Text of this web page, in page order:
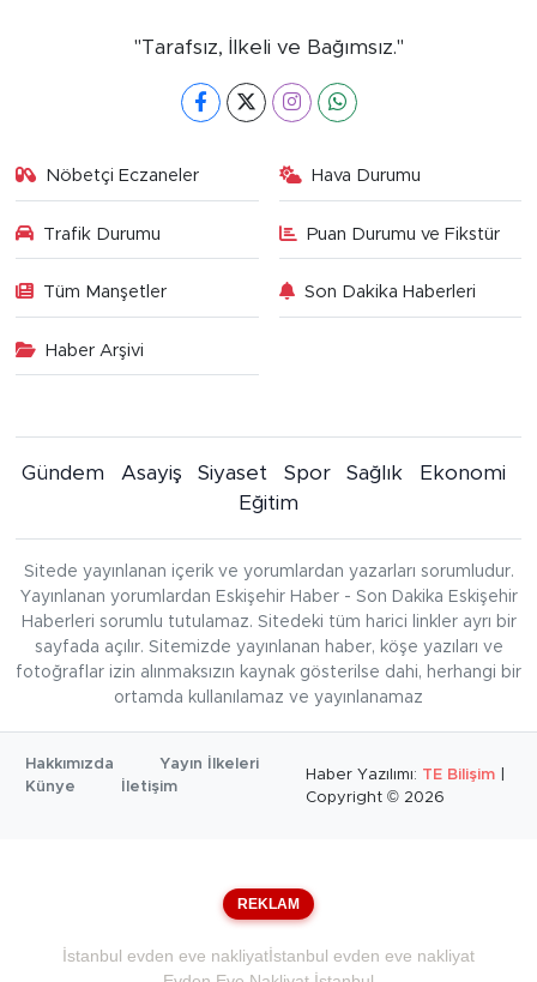
"Tarafsız, İlkeli ve Bağımsız."
Nöbetçi Eczaneler Hava Durumu
Trafik Durumu Puan Durumu ve Fikstür
Tüm Manşetler Son Dakika Haberleri
Haber Arşivi
Gündem Asayiş Siyaset Spor Sağlık
Ekonomi
Eğitim
Sitede yayınlanan içerik ve yorumlardan yazarları sorumludur.
Yayınlanan yorumlardan Eskişehir Haber - Son Dakika Eskişehir
Haberleri sorumlu tutulamaz. Sitedeki tüm harici linkler ayrı bir
sayfada açılır. Sitemizde yayınlanan haber, köşe yazıları ve
fotoğraflar izin alınmaksızın kaynak gösterilse dahi, herhangi bir
ortamda kullanılamaz ve yayınlanamaz
Hakkımızda
Yayın İlkeleri
Künye
İletişim
Haber Yazılımı: TE Bilişim
Copyright © 2026
REKLAM
İstanbul evden eve nakliyatİstanbul evden eve nakliyat